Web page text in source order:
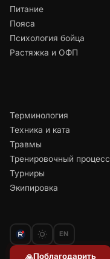
Питание
Пояса
Психология бойца
Растяжка и ОФП
Терминология
Техника и ката
Травмы
Тренировочный процесс
Турниры
Экипировка
EN
🙏Поблагодарить